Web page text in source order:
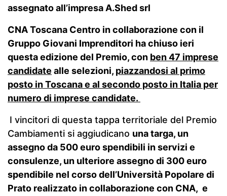
assegnato all’impresa A.Shed srl
CNA Toscana Centro in collaborazione con il
Gruppo Giovani Imprenditori ha chiuso ieri
questa edizione del Premio, con ben 47 imprese
candidate alle selezioni, piazzandosi al primo
posto in Toscana e al secondo posto in Italia per
numero di imprese candidate.
I vincitori di questa tappa territoriale del Premio
Cambiamenti si aggiudicano una targa, un
assegno da 500 euro spendibili in servizi e
consulenze, un ulteriore assegno di 300 euro
spendibile nel corso dell’Università Popolare di
Prato realizzato in collaborazione con CNA, e